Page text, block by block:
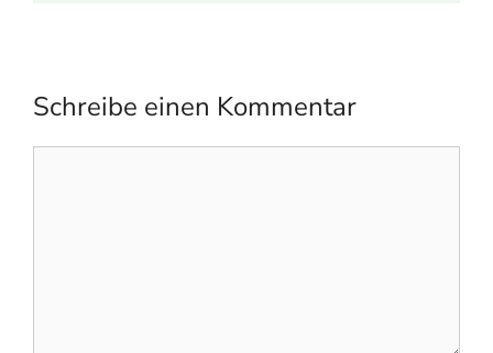
Schreibe einen Kommentar